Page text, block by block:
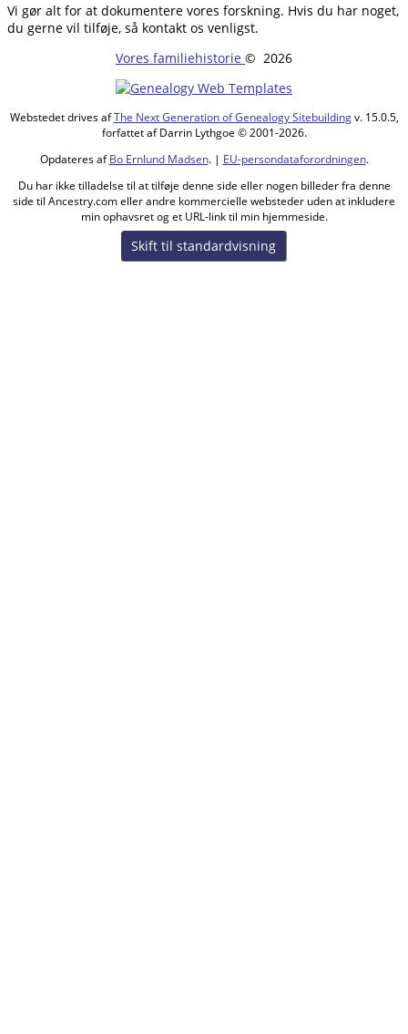
Vi gør alt for at dokumentere vores forskning. Hvis du har noget,
du gerne vil tilføje, så kontakt os venligst.
Vores familiehistorie © 2026
Webstedet drives afThe Next Generation of Genealogy Sitebuildingv. 15.0.5,
forfattet af Darrin Lythgoe © 2001-2026.
Opdateres afBo Ernlund Madsen. | EU-persondataforordningen.
Du har ikke tilladelse til at tilføje denne side eller nogen billeder fra denne
side til Ancestry.com eller andre kommercielle websteder uden at inkludere
min ophavsret og et URL-link til min hjemmeside.
Skift til standardvisning